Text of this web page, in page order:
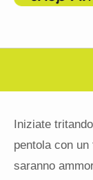
Iniziate
pentola con un
saranno